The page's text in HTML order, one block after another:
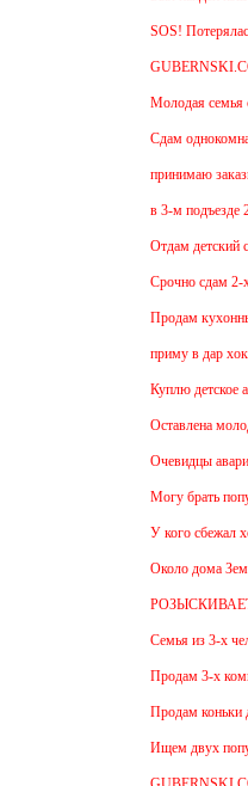
SOS!
Молодая семья
Cдам
принимаю
в 3-м подъезде
Отдам детский
Срочно сдам 2-х
Продам
приму в дар
Куплю детское
Оставлена
Очевидцы
Могу брать
У кого сбежал
Около дома
Семья из 3-х
Продам 3-х
Продам коньки
Ищем двух